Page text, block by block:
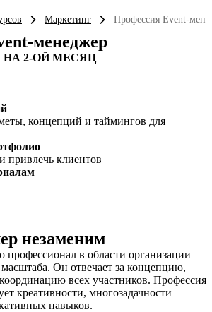
Маркетинг Профессия Event-
менеджер
2-ОЙ МЕСЯЦ
концепций и таймингов для
привлечь клиентов
незаменим
в области организации
Он отвечает за концепцию,
всех участников. Профессия
креативности, многозадачности
навыков.